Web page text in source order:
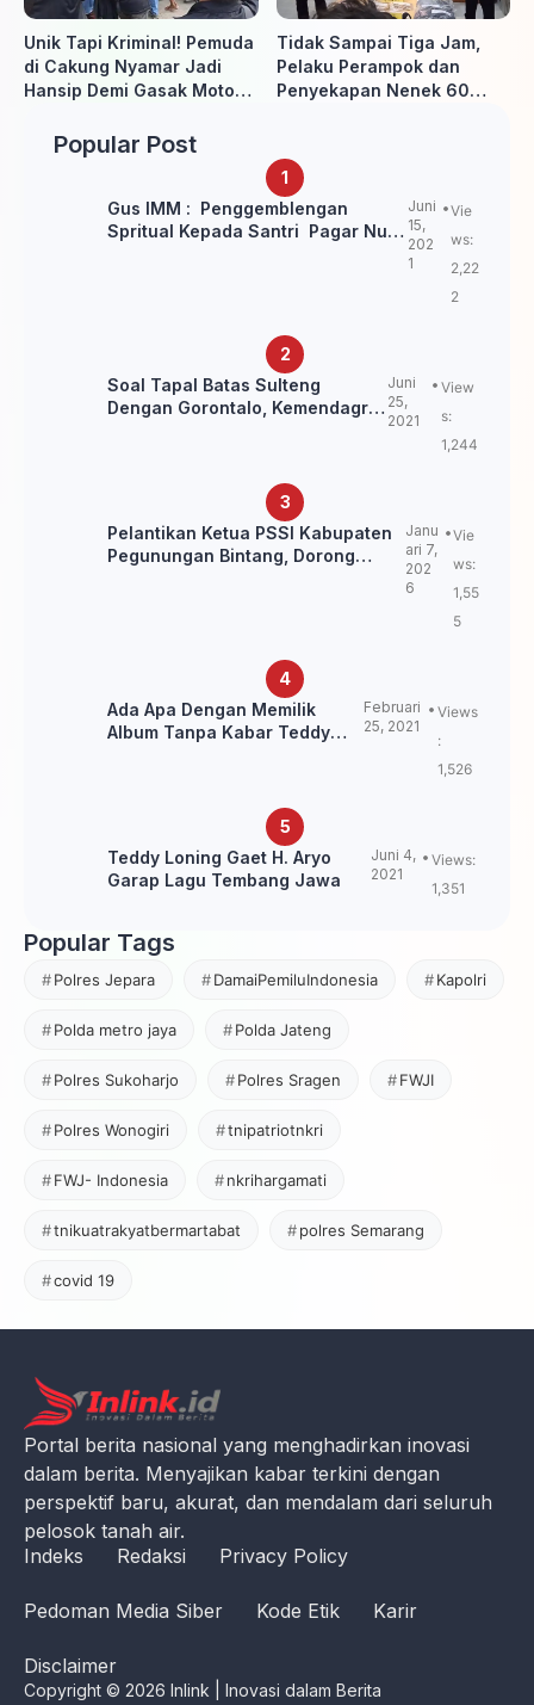
Unik Tapi Kriminal! Pemuda
di Cakung Nyamar Jadi
Hansip Demi Gasak Motor
Tidak Sampai Tiga Jam,
Pelaku Perampok dan
Penyekapan Nenek 60
Popular Post
Gus IMM : Penggemblengan
Spritual Kepada Santri Pagar Nusa
Juni
15,
202
1
Vie
ws:
2,22
2
Soal Tapal Batas Sulteng
Dengan Gorontalo, Kemendagri:
Juni
25,
2021
View
s:
1,244
Pelantikan Ketua PSSI Kabupaten
Pegunungan Bintang, Dorong
Janu
ari 7,
202
6
Vie
ws:
1,55
5
Ada Apa Dengan Memilik
Album Tanpa Kabar Teddy
Februari
25, 2021
Views
:
1,526
Teddy Loning Gaet H. Aryo
Garap Lagu Tembang Jawa
Juni 4,
2021
Views:
1,351
Popular Tags
Polres Jepara DamaiPemiluIndonesia Kapolri
Polda metro jaya Polda Jateng
Polres Sukoharjo Polres Sragen FWJI
Polres Wonogiri tnipatriotnkri
FWJ- Indonesia nkrihargamati
tnikuatrakyatbermartabat polres Semarang
covid 19
Portal berita nasional yang menghadirkan inovasi
dalam berita. Menyajikan kabar terkini dengan
perspektif baru, akurat, dan mendalam dari seluruh
pelosok tanah air.
Indeks
Redaksi Privacy Policy
Pedoman Media Siber Kode Etik Karir
Disclaimer
Copyright © 2026 Inlink | Inovasi dalam Berita